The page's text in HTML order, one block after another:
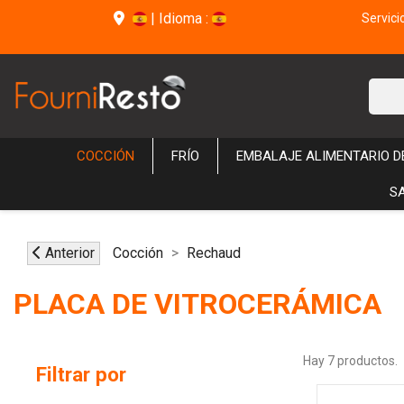
| Idioma :
COCCIÓN FRÍO EMBALAJE ALIMENTARIO
Anterior Cocción Rechaud
PLACA DE VITROCERÁMICA
Filtrar por
Hay 7 productos.